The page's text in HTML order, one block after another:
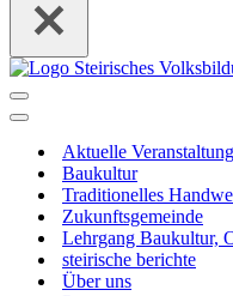
Navigations-
Menü
Navigations-
Aktuelle
Baukultur
Traditionelles
Zukunftsgemeinde
Lehrgang Baukultur,
steirische berichte
Über uns